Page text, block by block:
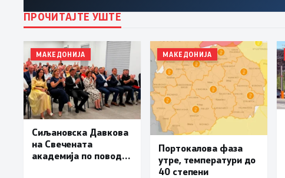
ПРОЧИТАЈТЕ УШТЕ
МАКЕДОНИЈА
Сиљановска Давкова
на Свечената
академија по повод
МАКЕДОНИЈА
Портокалова фаза
утре, температури до
40 степени